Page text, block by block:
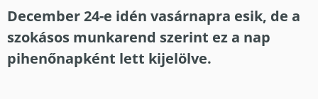
December 24-e idén vasárnapra esik, de a
szokásos munkarend szerint ez a nap
pihenőnapként lett kijelölve.